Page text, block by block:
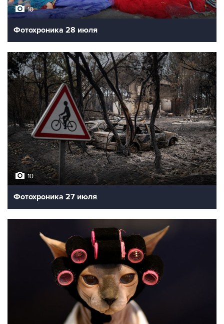
10
Фотохроника 28 июля
10
Фотохроника 27 июля